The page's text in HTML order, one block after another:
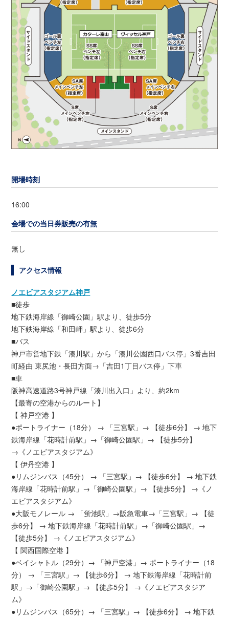
開場時刻
16:00
会場での当日券販売の有無
無し
アクセス情報
ノエビアスタジアム神戸
■徒歩
地下鉄海岸線「御崎公園」駅より、徒歩5分
地下鉄海岸線「和田岬」駅より、徒歩6分
■バス
神戸市営地下鉄「湊川駅」から「湊川公園西口バス停」3番吉田
町経由 東尻池・長田方面→「吉田1丁目バス停」下車
■車
阪神高速道路3号神戸線「湊川出入口」より、約2km
【最寄の空港からのルート】
【 神戸空港 】
●ポートライナー（18分） → 「三宮駅」→ 【徒歩6分】 → 地下
鉄海岸線「花時計前駅」→「御崎公園駅」→ 【徒歩5分】
→《ノエビアスタジアム》
【 伊丹空港 】
●リムジンバス（45分） → 「三宮駅」→ 【徒歩6分】 → 地下鉄
海岸線「花時計前駅」→「御崎公園駅」→ 【徒歩5分】 →《ノ
エビアスタジアム》
●大阪モノレール → 「蛍池駅」→阪急電車→「三宮駅」→ 【徒
歩6分】 → 地下鉄海岸線「花時計前駅」→「御崎公園駅」→
【徒歩5分】 →《ノエビアスタジアム》
【 関西国際空港 】
●ベイシャトル（29分）→ 「神戸空港」→ ポートライナー（18
分） → 「三宮駅」→ 【徒歩6分】 → 地下鉄海岸線「花時計前
駅」→「御崎公園駅」→ 【徒歩5分】 →《ノエビアスタジア
ム》
●リムジンバス（65分）→ 「三宮駅」→ 【徒歩6分】 → 地下鉄